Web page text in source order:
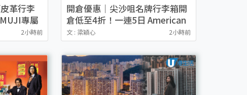
革行李
專屬
李箱即送
2小時前
開倉優惠｜尖沙咀名牌行李箱開
倉低至4折！一連5日 American
Tourister/ace./Hallmark $200
起！
文 : 梁穎心 2小時前